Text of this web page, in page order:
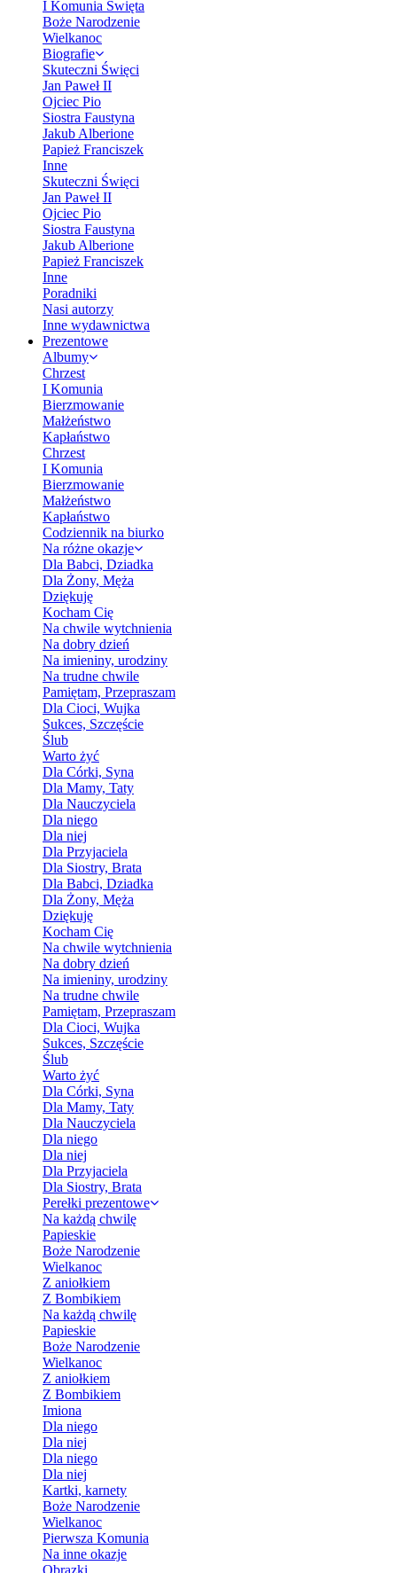
I Komunia Święta
Boże Narodzenie
Wielkanoc
Biografie
Skuteczni Święci
Jan Paweł II
Ojciec Pio
Siostra Faustyna
Jakub Alberione
Papież Franciszek
Inne
Skuteczni Święci
Jan Paweł II
Ojciec Pio
Siostra Faustyna
Jakub Alberione
Papież Franciszek
Inne
Poradniki
Nasi autorzy
Inne wydawnictwa
Prezentowe
Albumy
Chrzest
I Komunia
Bierzmowanie
Małżeństwo
Kapłaństwo
Chrzest
I Komunia
Bierzmowanie
Małżeństwo
Kapłaństwo
Codziennik na biurko
Na różne okazje
Dla Babci, Dziadka
Dla Żony, Męża
Dziękuję
Kocham Cię
Na chwile wytchnienia
Na dobry dzień
Na imieniny, urodziny
Na trudne chwile
Pamiętam, Przepraszam
Dla Cioci, Wujka
Sukces, Szczęście
Ślub
Warto żyć
Dla Córki, Syna
Dla Mamy, Taty
Dla Nauczyciela
Dla niego
Dla niej
Dla Przyjaciela
Dla Siostry, Brata
Dla Babci, Dziadka
Dla Żony, Męża
Dziękuję
Kocham Cię
Na chwile wytchnienia
Na dobry dzień
Na imieniny, urodziny
Na trudne chwile
Pamiętam, Przepraszam
Dla Cioci, Wujka
Sukces, Szczęście
Ślub
Warto żyć
Dla Córki, Syna
Dla Mamy, Taty
Dla Nauczyciela
Dla niego
Dla niej
Dla Przyjaciela
Dla Siostry, Brata
Perełki prezentowe
Na każdą chwilę
Papieskie
Boże Narodzenie
Wielkanoc
Z aniołkiem
Z Bombikiem
Na każdą chwilę
Papieskie
Boże Narodzenie
Wielkanoc
Z aniołkiem
Z Bombikiem
Imiona
Dla niego
Dla niej
Dla niego
Dla niej
Kartki, karnety
Boże Narodzenie
Wielkanoc
Pierwsza Komunia
Na inne okazje
Obrazki